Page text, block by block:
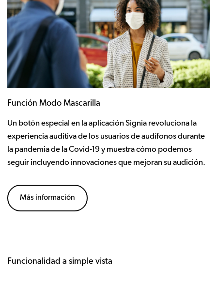
Función Modo Mascarilla
Un botón especial en la aplicación Signia revoluciona la
experiencia auditiva de los usuarios de audífonos durante
la pandemia de la Covid-19 y muestra cómo podemos
seguir incluyendo innovaciones que mejoran su audición.
Más información
Funcionalidad a simple vista